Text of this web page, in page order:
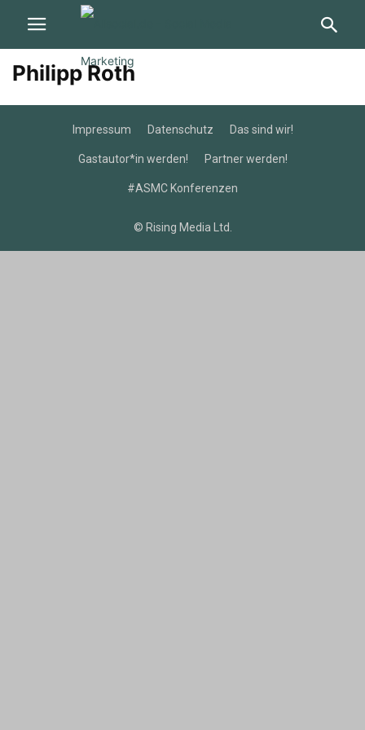
Philipp Roth
Impressum Datenschutz Das sind wir!
Gastautor*in werden! Partner werden!
#ASMC Konferenzen
© Rising Media Ltd.